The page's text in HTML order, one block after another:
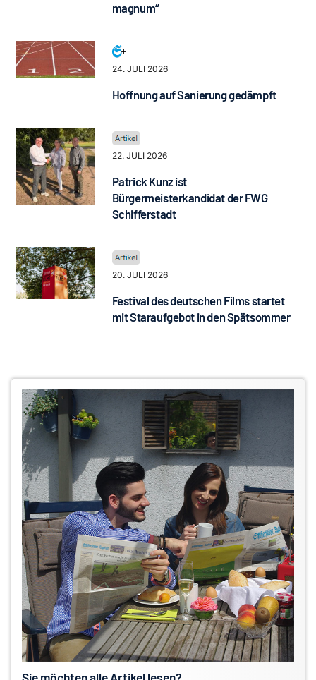
magnum“
24. JULI 2026
Hoffnung auf Sanierung gedämpft
22. JULI 2026
Patrick Kunz ist
Bürgermeisterkandidat der FWG
Schifferstadt
20. JULI 2026
Festival des deutschen Films startet
mit Staraufgebot in den Spätsommer
Sie möchten alle Artikel lesen?